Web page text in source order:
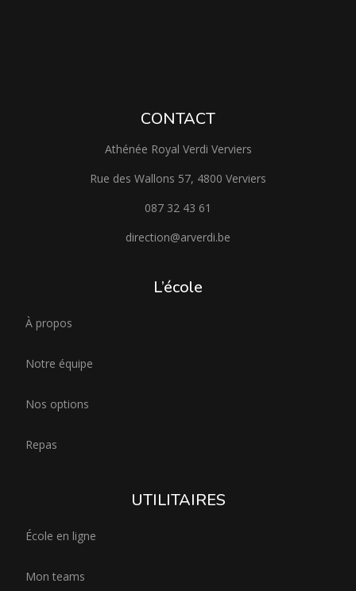
CONTACT
Athénée Royal Verdi Verviers
Rue des Wallons 57, 4800 Verviers
087 32 43 61
direction@arverdi.be
L’école
À propos
Notre équipe
Nos options
Repas
UTILITAIRES
École en ligne
Mon teams